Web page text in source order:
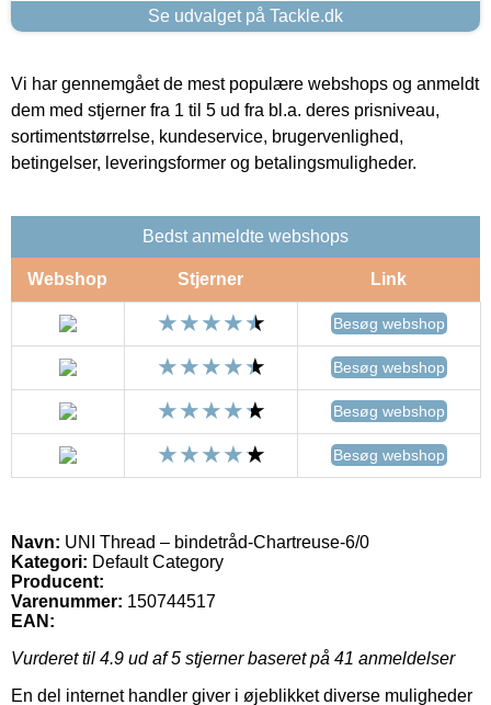
Se udvalget på Tackle.dk
Vi har gennemgået de mest populære webshops og anmeldt
dem med stjerner fra 1 til 5 ud fra bl.a. deres prisniveau,
sortimentstørrelse, kundeservice, brugervenlighed,
betingelser, leveringsformer og betalingsmuligheder.
Bedst anmeldte webshops
Webshop Stjerner Link
Besøg webshop
Besøg webshop
Besøg webshop
Besøg webshop
Navn: UNI Thread – bindetråd-Chartreuse-6/0
Kategori: Default Category
Producent:
Varenummer: 150744517
EAN:
Vurderet til 4.9 ud af 5 stjerner baseret på 41 anmeldelser
En del internet handler giver i øjeblikket diverse muligheder